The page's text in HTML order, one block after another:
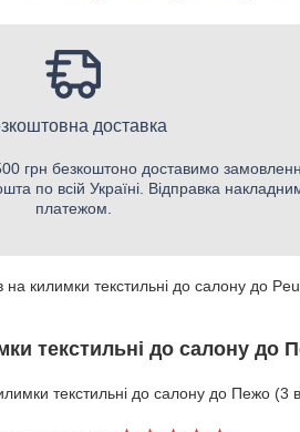
доставка
грн безкоштоно доставимо
по всій Україні. Відправка
платежом.
килимки текстильні до салону до
текстильні до салону до
текстильні до салону до Пежо (3